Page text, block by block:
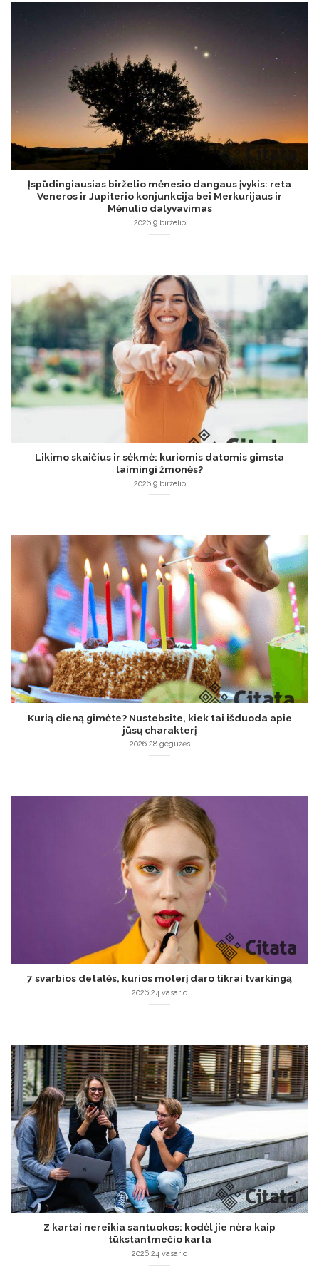
Įspūdingiausias birželio mėnesio dangaus įvykis: reta
Veneros ir Jupiterio konjunkcija bei Merkurijaus ir
Mėnulio dalyvavimas
2026 9 birželio
Likimo skaičius ir sėkmė: kuriomis datomis gimsta
laimingi žmonės?
2026 9 birželio
Kurią dieną gimėte? Nustebsite, kiek tai išduoda apie
jūsų charakterį
2026 28 gegužės
7 svarbios detalės, kurios moterį daro tikrai tvarkingą
2026 24 vasario
Z kartai nereikia santuokos: kodėl jie nėra kaip
tūkstantmečio karta
2026 24 vasario